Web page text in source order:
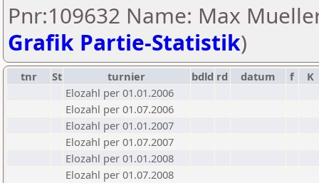
Pnr:109632 Name: Max
Grafik Partie-Statistik)
tnr St turnier bdld rd datum f
K
Elozahl per 01.01.2006
Elozahl per 01.07.2006
Elozahl per 01.01.2007
Elozahl per 01.07.2007
Elozahl per 01.01.2008
Elozahl per 01.07.2008